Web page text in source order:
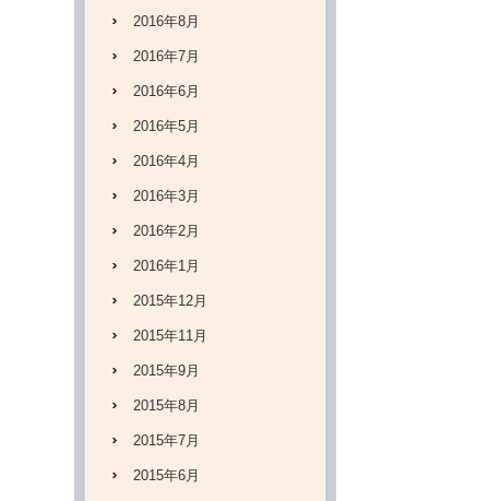
2016年8月
2016年7月
2016年6月
2016年5月
2016年4月
2016年3月
2016年2月
2016年1月
2015年12月
2015年11月
2015年9月
2015年8月
2015年7月
2015年6月